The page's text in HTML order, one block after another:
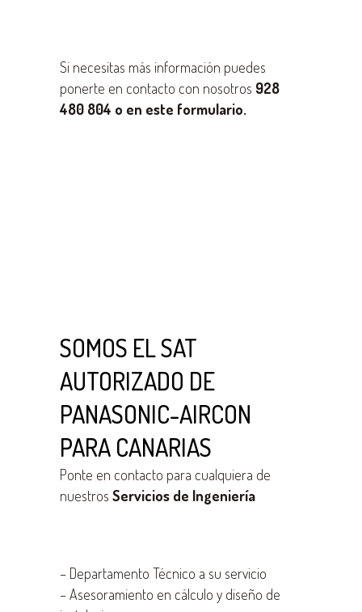
Si necesitas más información puedes
ponerte en contacto con nosotros 928
480 804 o en este formulario.
SOMOS EL SAT
AUTORIZADO DE
PANASONIC-AIRCON
PARA CANARIAS
Ponte en contacto para cualquiera de
nuestros Servicios de Ingeniería
– Departamento Técnico a su servicio
–Asesoramiento en cálculo y diseño de